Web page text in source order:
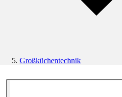
Großküchentechnik